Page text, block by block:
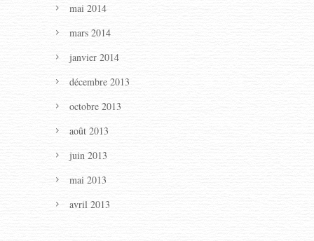
mai 2014
mars 2014
janvier 2014
décembre 2013
octobre 2013
août 2013
juin 2013
mai 2013
avril 2013